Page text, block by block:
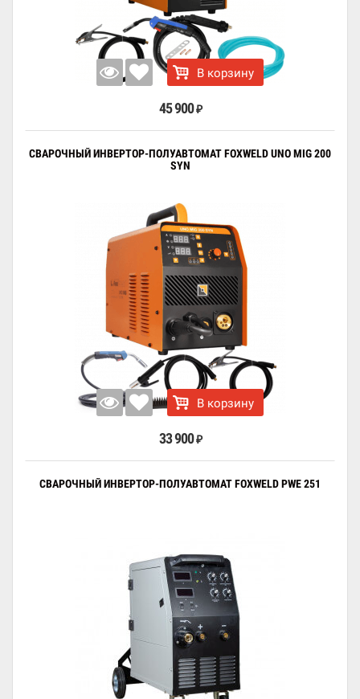
В корзину
45 900 ₽
СВАРОЧНЫЙ ИНВЕРТОР-ПОЛУАВТОМАТ FOXWELD UNO MIG 200
SYN
В корзину
33 900 ₽
СВАРОЧНЫЙ ИНВЕРТОР-ПОЛУАВТОМАТ FOXWELD PWE 251